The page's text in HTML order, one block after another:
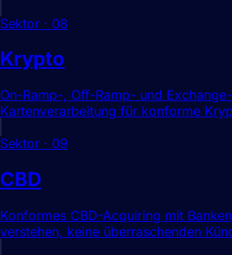
Sektor · 08
Krypto
On-Ramp-, Off-Ramp- und
Kartenverarbeitung für konforme
Sektor · 09
CBD
Konformes CBD-Acquiring mit
verstehen, keine überraschenden